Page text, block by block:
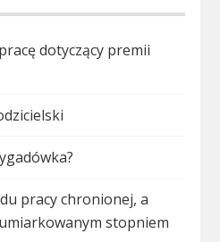
dotyczący premii
pracy chronionej, a
stopniem